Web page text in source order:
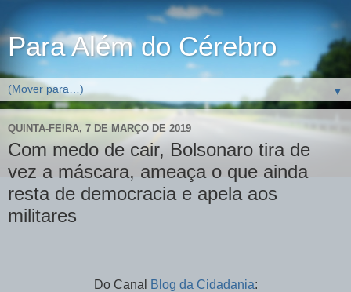
Para Além do Cérebro
▼
QUINTA-FEIRA, 7 DE MARÇO DE 2019
Com medo de cair, Bolsonaro tira de
vez a máscara, ameaça o que ainda
resta de democracia e apela aos
militares
Do Canal Blog da Cidadania: